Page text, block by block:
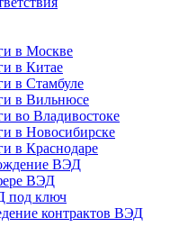
в Москве
в Китае
в Стамбуле
в Вильнюсе
во Владивостоке
в Новосибирске
в Краснодаре
ВЭД
ВЭД
под ключ
контрактов ВЭД